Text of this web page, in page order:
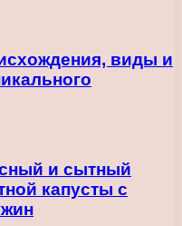
виды и
и сытный
капусты с